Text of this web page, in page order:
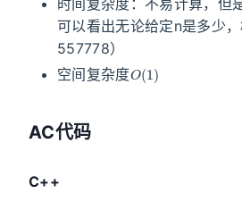
可以看出无论给定n是多少
557778）
空间复杂度
AC代码
C++